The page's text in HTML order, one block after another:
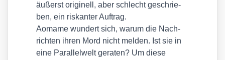
äußerst ori­gi­nell, aber schlecht geschrie­
ben, ein ris­kan­ter Auf­trag.
Aomame wun­dert sich, war­um die Nach­
rich­ten ihren Mord nicht mel­den. Ist sie in
eine Par­al­lel­welt gera­ten? Um die­se